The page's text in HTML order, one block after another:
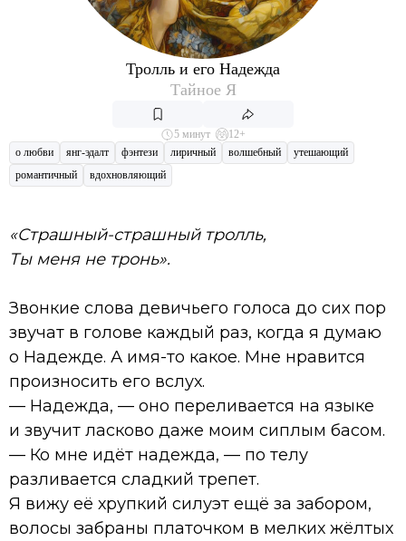
Тролль и его Надежда
Тайное Я
5 минут
12+
о любви
янг-эдалт фэнтези лиричный волшебный
утешающий
романтичный
вдохновляющий
«Страшный-страшный тролль,
Ты меня не тронь».
Звонкие слова девичьего голоса до сих пор
звучат в голове каждый раз, когда я думаю
о Надежде. А имя-то какое. Мне нравится
произносить его вслух.
— Надежда, — оно переливается на языке
и звучит ласково даже моим сиплым басом.
— Ко мне идёт надежда, — по телу
разливается сладкий трепет.
Я вижу её хрупкий силуэт ещё за забором,
волосы забраны платочком в мелких жёлтых